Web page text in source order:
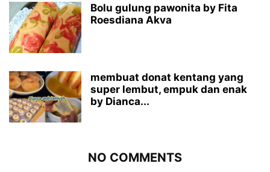
Bolu gulung pawonita by Fita
Roesdiana Akva
membuat donat kentang yang
super lembut, empuk dan enak
by Dianca...
NO COMMENTS